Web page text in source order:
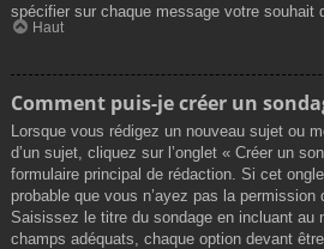
spécifier sur chaque message votre souhait
Haut
Comment puis-je créer un
Lorsque vous rédigez un nouveau sujet ou
d’un sujet, cliquez sur l’onglet « Créer un
formulaire principal de rédaction. Si cet
probable que vous n’ayez pas la permission
Saisissez le titre du sondage en incluant au
champs adéquats, chaque option devant